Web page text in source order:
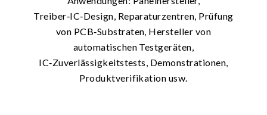
Treiber‑IC‑Design, Reparaturzentren, Prüfung
von PCB‑Substraten, Hersteller von
automatischen Testgeräten,
IC‑Zuverlässigkeitstests, Demonstrationen,
Produktverifikation usw.